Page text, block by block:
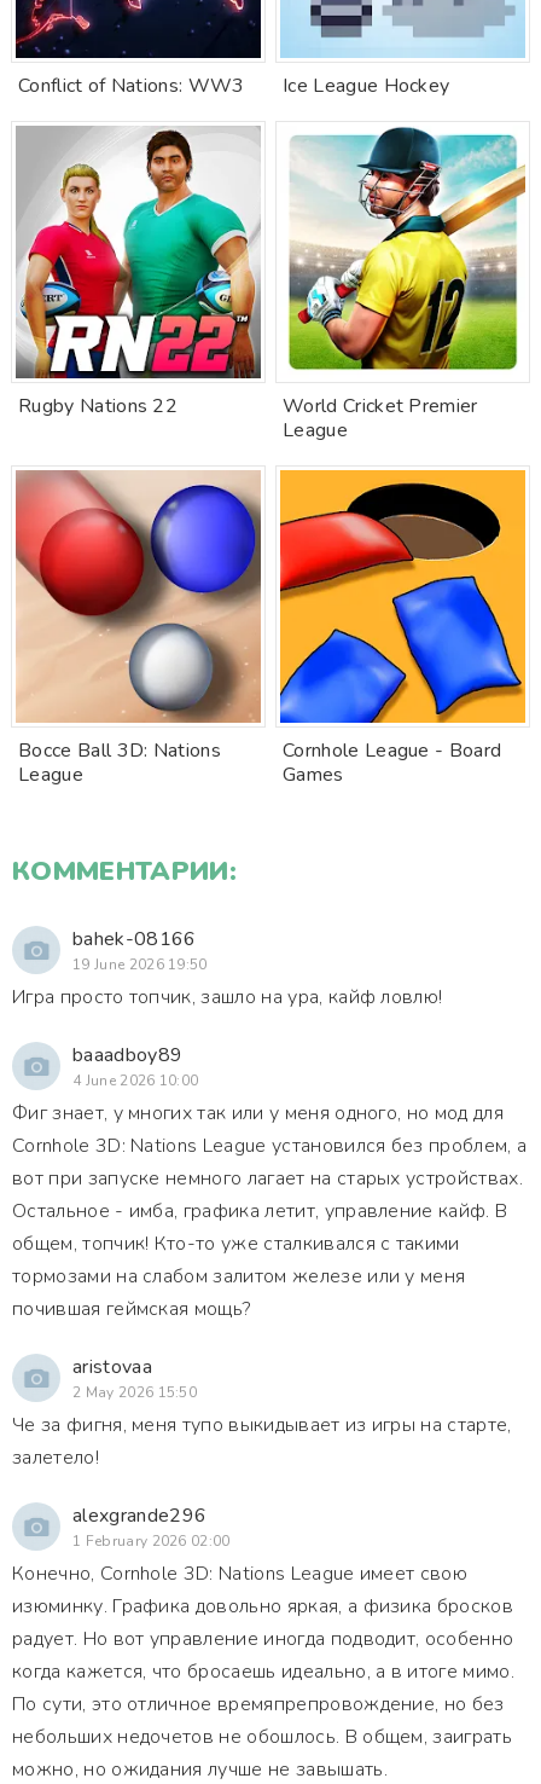
Conflict of Nations: WW3 Ice League Hockey
Rugby Nations 22
World Cricket Premier
League
Bocce Ball 3D: Nations
League
Cornhole League - Board
Games
КОММЕНТАРИИ:
bahek-08166
19 June 2026 19:50
Игра просто топчик, зашло на ура, кайф ловлю!
baaadboy89
4 June 2026 10:00
Фиг знает, у многих так или у меня одного, но мод для
Cornhole 3D: Nations League установился без проблем, а
вот при запуске немного лагает на старых устройствах.
Остальное - имба, графика летит, управление кайф. В
общем, топчик! Кто-то уже сталкивался с такими
тормозами на слабом залитом железе или у меня
почившая геймская мощь?
aristovaa
2 May 2026 15:50
Че за фигня, меня тупо выкидывает из игры на старте,
залетело!
alexgrande296
1 February 2026 02:00
Конечно, Cornhole 3D: Nations League имеет свою
изюминку. Графика довольно яркая, а физика бросков
радует. Но вот управление иногда подводит, особенно
когда кажется, что бросаешь идеально, а в итоге мимо.
По сути, это отличное времяпрепровождение, но без
небольших недочетов не обошлось. В общем, заиграть
можно, но ожидания лучше не завышать.